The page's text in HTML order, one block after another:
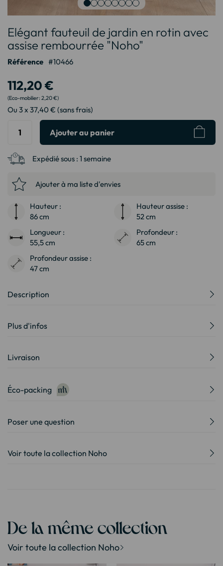
au
début
de
la
d’images
Elégant fauteuil de jardin en rotin avec
assise rembourrée "Noho"
Référence 10466
112,20 €
2,20 €
Ou 3 x 37,40 € (sans frais)
Ajouter au panier
Expédié sous : 1 semaine
Ajouter à ma liste d'envies
Hauteur :
86 cm
Hauteur assise :
52 cm
Longueur :
55,5 cm
Profondeur :
65 cm
Profondeur assise :
47 cm
Description
Plus d'infos
Livraison
Éco-packing
Poser une question
Voir toute la collection Noho
De la même collection
Voir toute la collection Noho